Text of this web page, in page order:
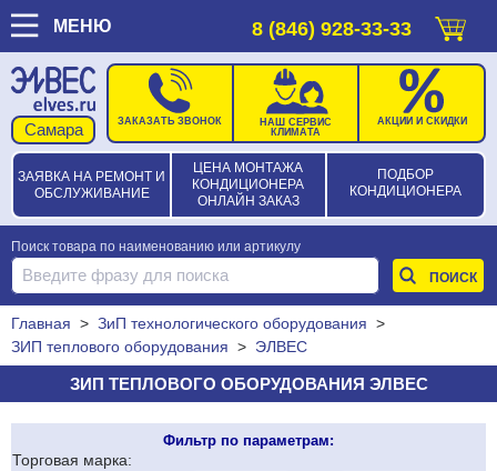
МЕНЮ 8 (846) 928-33-33
ЗАЯВКА НА РЕМОНТ И
ОБСЛУЖИВАНИЕ
ЦЕНА МОНТАЖА
КОНДИЦИОНЕРА
ОНЛАЙН ЗАКАЗ
ПОДБОР
КОНДИЦИОНЕРА
ЗАКАЗАТЬ ЗВОНОК
НАШ СЕРВИС
КЛИМАТА
АКЦИИ И СКИДКИ
Поиск товара по наименованию или артикулу
Главная > ЗиП технологического оборудования >
ЗИП теплового оборудования > ЭЛВЕС
ЗИП ТЕПЛОВОГО ОБОРУДОВАНИЯ ЭЛВЕС
Фильтр по параметрам:
Торговая марка: